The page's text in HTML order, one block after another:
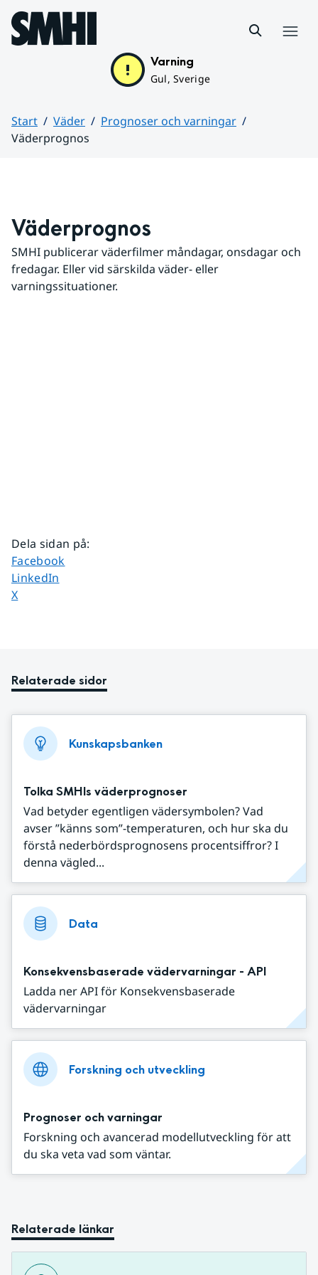
Hoppa till sidans innehåll
Varning
Gul, Sverige
Start Väder
Prognoser och varningar
Väderprognos
Väderprognos
SMHI publicerar väderfilmer måndagar, onsdagar och
fredagar. Eller vid särskilda väder- eller
varningssituationer.
Dela sidan på:
Dela sidan på
Facebook
Dela sidan på
LinkedIn
Dela sidan på
X
Relaterade sidor
Kunskapsbanken
Tolka SMHIs väderprognoser
Vad betyder egentligen vädersymbolen? Vad
avser ”känns som”-temperaturen, och hur ska du
förstå nederbördsprognosens procentsiffror? I
denna vägled...
Data
Konsekvensbaserade vädervarningar - API
Ladda ner API för Konsekvensbaserade
vädervarningar
Forskning och utveckling
Prognoser och varningar
Forskning och avancerad modellutveckling för att
du ska veta vad som väntar.
Relaterade länkar